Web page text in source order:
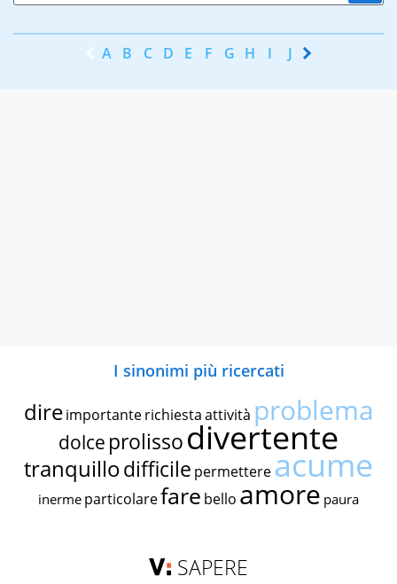
A B C D E F G H I J K
I sinonimi più ricercati
dire importante richiestaattività problema
dolce prolissodivertente
tranquillodifficile permettereacume
inerme particolarefare bello amore paura
SAPERE